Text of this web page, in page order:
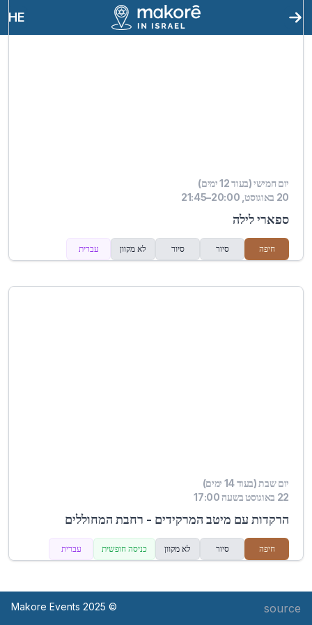
HE
יום חמישי (בעוד 12 ימים)
20 באוגוסט, 20:00–21:45
ספארי לילה
חיפה סיור סיור לא מקוון עברית
יום שבת (בעוד 14 ימים)
22 באוגוסט בשעה 17:00
הרקדות עם מיטב המרקידים - רחבת המחוללים
חיפה סיור לא מקוון כניסה חופשית עברית
source
© Makore Events 2025